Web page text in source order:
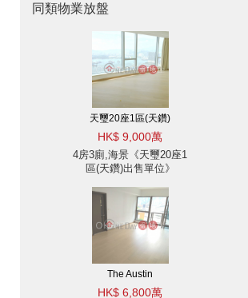
同類物業放盤
天璽20座1區(天鑽)
HK$ 9,000萬
4房3廁,海景《天璽20座1
區(天鑽)出售單位》
The Austin
HK$ 6,800萬